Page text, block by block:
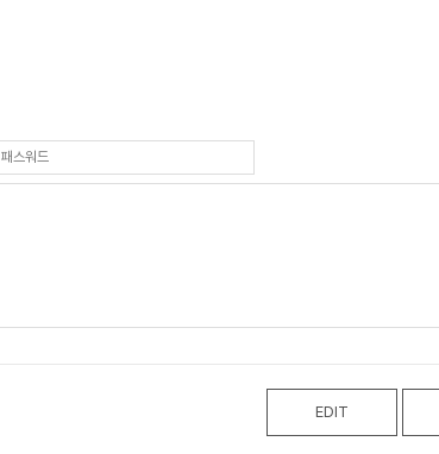
EDIT